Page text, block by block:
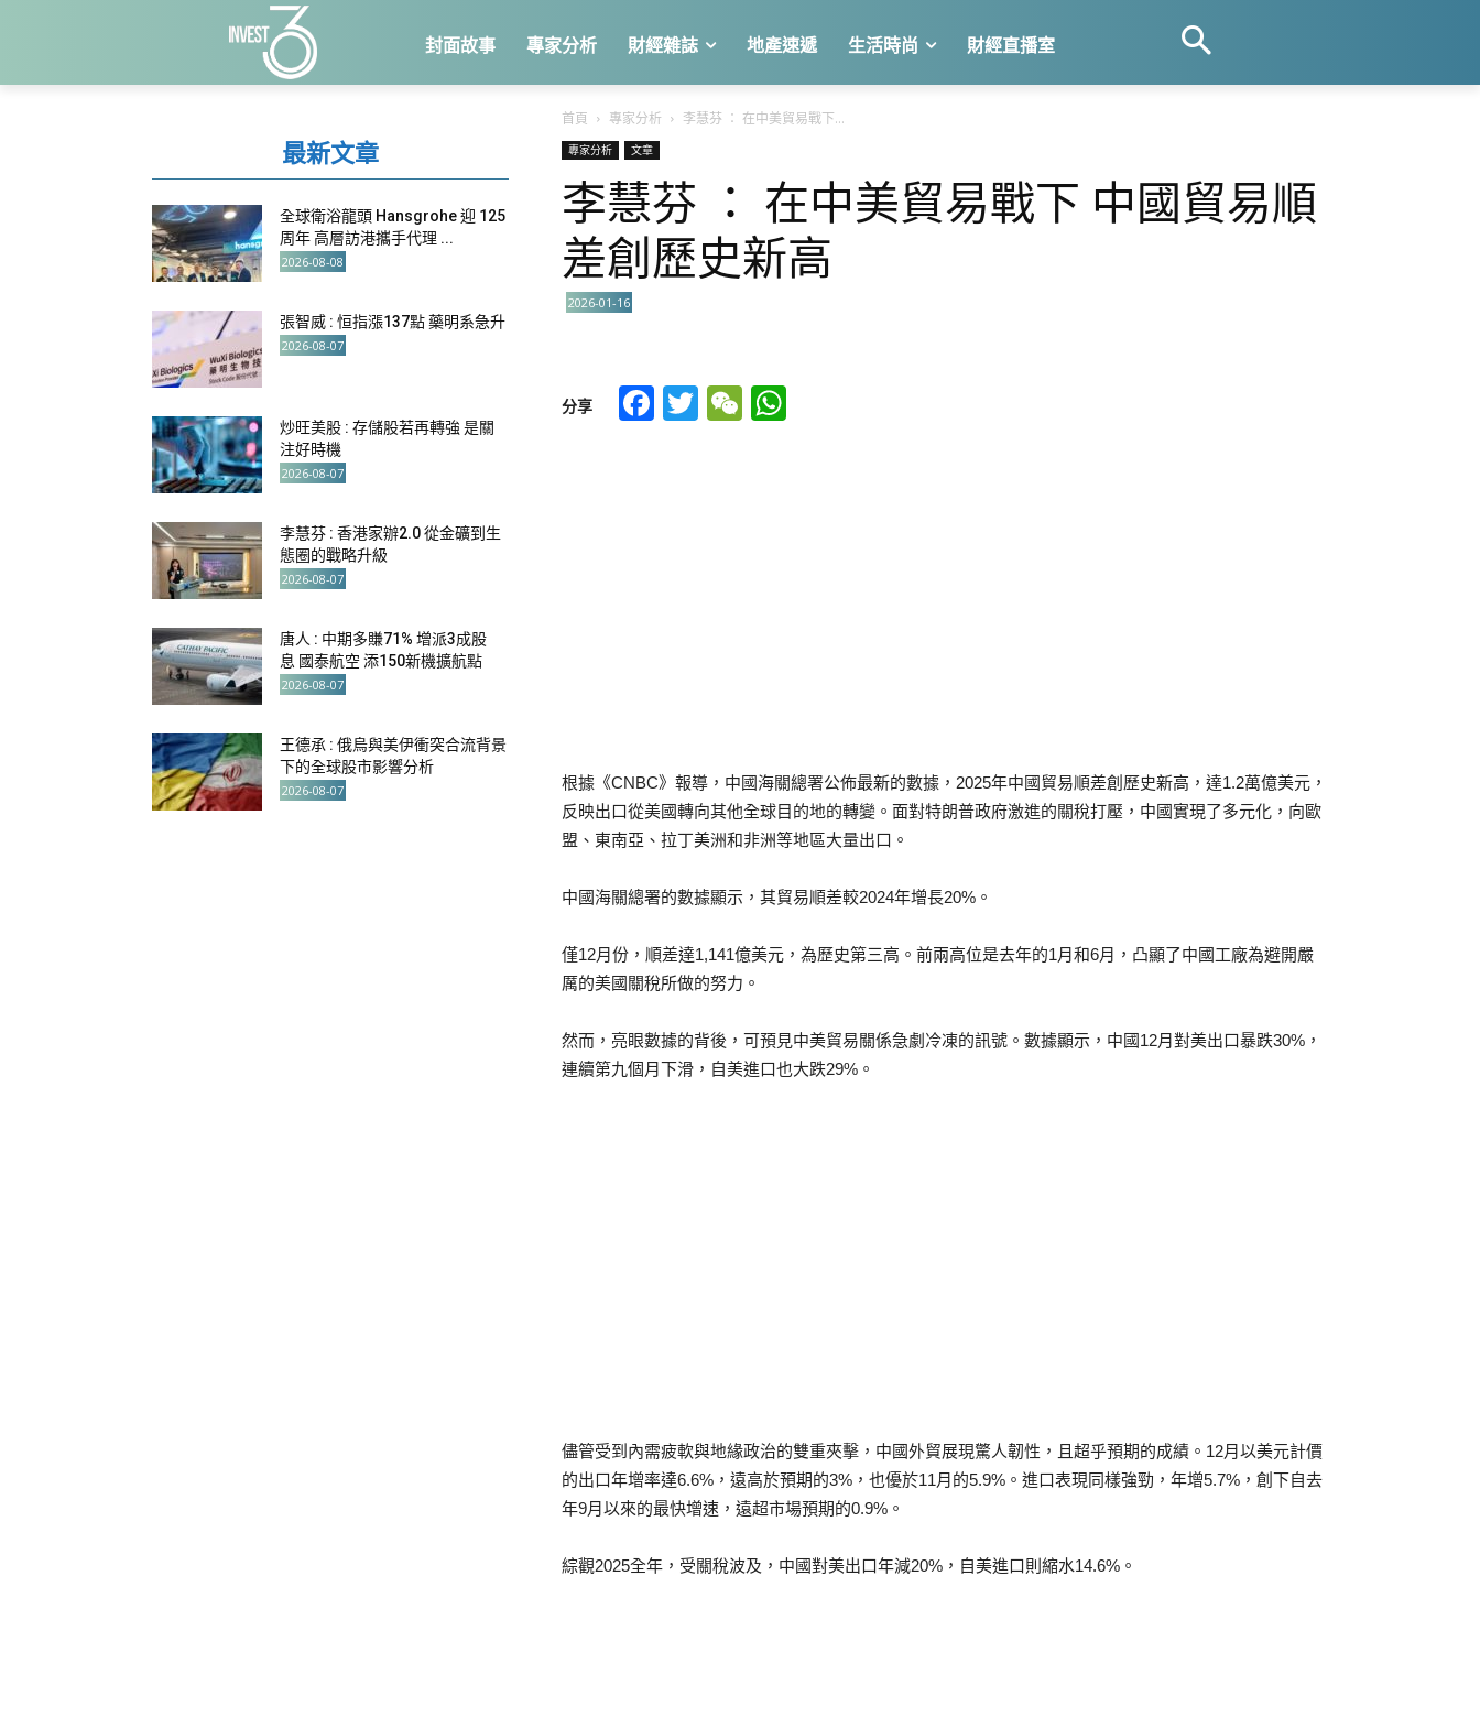
封面故事 專家分析 財經雜誌 地產速遞 生活時尚 財經直播室
首頁 專家分析 李慧芬 ： 在中美貿易戰下...
專家分析 文章
李慧芬 ： 在中美貿易戰下 中國貿易順
差創歷史新高
2026-01-16
分享 Facebook
TwitterWeChat
根據《CNBC》報導，中國海關總署公佈最新的數據，2025年中國貿易順差創歷史新高，達1.2萬億美元，
反映出口從美國轉向其他全球目的地的轉變。面對特朗普政府激進的關稅打壓，中國實現了多元化，向歐
盟、東南亞、拉丁美洲和非洲等地區大量出口。
中國海關總署的數據顯示，其貿易順差較2024年增長20%。
僅12月份，順差達1,141億美元，為歷史第三高。前兩高位是去年的1月和6月，凸顯了中國工廠為避開嚴
厲的美國關稅所做的努力。
然而，亮眼數據的背後，可預見中美貿易關係急劇冷凍的訊號。數據顯示，中國12月對美出口暴跌30%，
連續第九個月下滑，自美進口也大跌29%。
儘管受到內需疲軟與地緣政治的雙重夾擊，中國外貿展現驚人韌性，且超乎預期的成績。12月以美元計價
的出口年增率達6.6%，遠高於預期的3%，也優於11月的5.9%。進口表現同樣強勁，年增5.7%，創下自去
年9月以來的最快增速，遠超市場預期的0.9%。
綜觀2025全年，受關稅波及，中國對美出口年減20%，自美進口則縮水14.6%。
最新文章
全球衛浴龍頭 Hansgrohe 迎 125
周年 高層訪港攜手代理 ...
2026-08-08
張智威 : 恒指漲137點 藥明系急升
2026-08-07
炒旺美股 : 存儲股若再轉強 是關
注好時機
2026-08-07
李慧芬 : 香港家辦2.0 從金礦到生
態圈的戰略升級
2026-08-07
唐人 : 中期多賺71% 增派3成股
息 國泰航空 添150新機擴航點
2026-08-07
王德承 : 俄烏與美伊衝突合流背景
下的全球股市影響分析
2026-08-07